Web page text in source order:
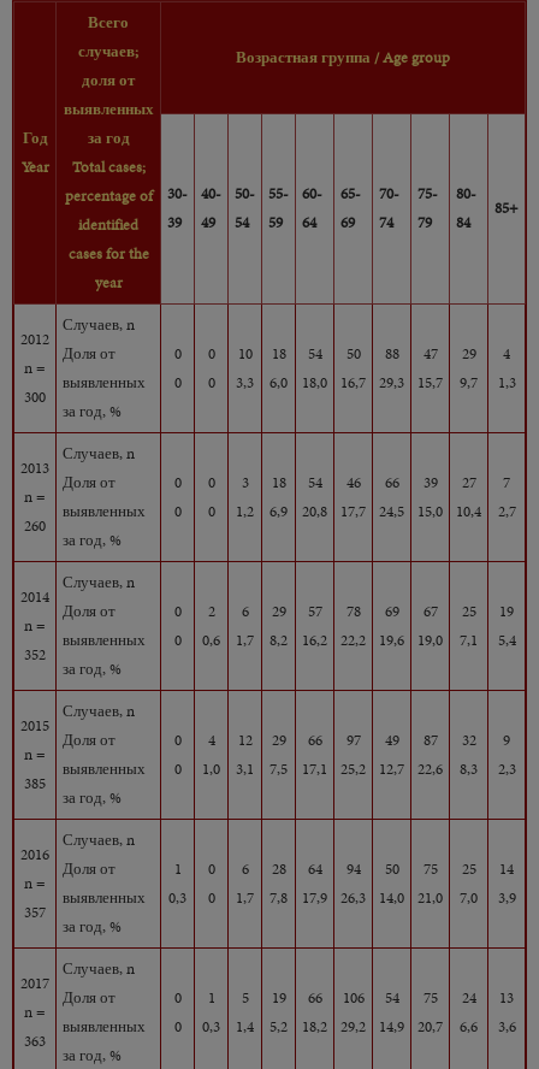
Год
Year
Всего
случаев;
доля от
выявленных
за год
Total cases;
percentage of
identified
cases for the
year
Возрастная группа /Age group
30-
39
40-
49
50-
54
55-
59
60-
64
65-
69
70-
74
75-
79
80-
84
85+
2012
n =
300
Случаев, n
Доля от
выявленных
за год, %
0
0
0
0
10
3,3
18
6,0
54
18,0
50
16,7
88
29,3
47
15,7
29
9,7
4
1,3
2013
n =
260
Случаев, n
Доля от
выявленных
за год, %
0
0
0
0
3
1,2
18
6,9
54
20,8
46
17,7
66
24,5
39
15,0
27
10,4
7
2,7
2014
n =
352
Случаев, n
Доля от
выявленных
за год, %
0
0
2
0,6
6
1,7
29
8,2
57
16,2
78
22,2
69
19,6
67
19,0
25
7,1
19
5,4
2015
n =
385
Случаев, n
Доля от
выявленных
за год, %
0
0
4
1,0
12
3,1
29
7,5
66
17,1
97
25,2
49
12,7
87
22,6
32
8,3
9
2,3
2016
n =
357
Случаев, n
Доля от
выявленных
за год, %
1
0,3
0
0
6
1,7
28
7,8
64
17,9
94
26,3
50
14,0
75
21,0
25
7,0
14
3,9
2017
n =
363
Случаев, n
Доля от
выявленных
за год, %
0
0
1
0,3
5
1,4
19
5,2
66
18,2
106
29,2
54
14,9
75
20,7
24
6,6
13
3,6